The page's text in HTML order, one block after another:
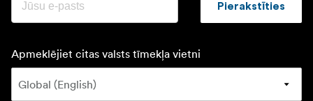
Pierakstīties
Apmeklējiet citas valsts tīmekļa vietni